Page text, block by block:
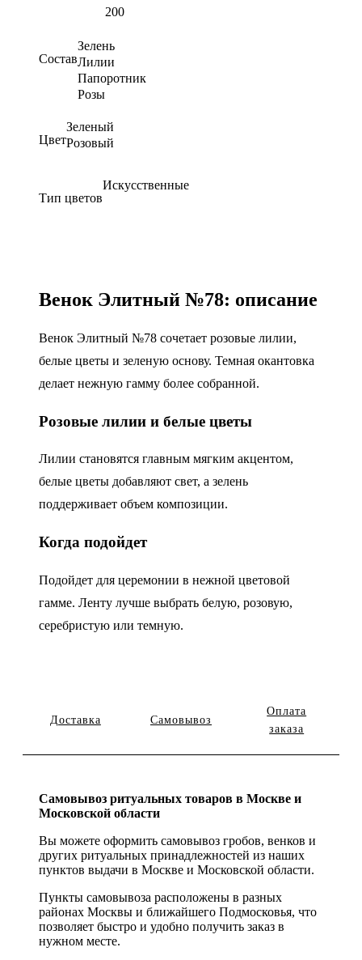
200
Состав
Зелень
Лилии
Папоротник
Розы
Цвет
Зеленый
Розовый
Тип цветов
Искусственные
Венок Элитный №78: описание
Венок Элитный №78 сочетает розовые лилии,
белые цветы и зеленую основу. Темная окантовка
делает нежную гамму более собранной.
Розовые лилии и белые цветы
Лилии становятся главным мягким акцентом,
белые цветы добавляют свет, а зелень
поддерживает объем композиции.
Когда подойдет
Подойдет для церемонии в нежной цветовой
гамме. Ленту лучше выбрать белую, розовую,
серебристую или темную.
Доставка Самовывоз
Оплата
заказа
Самовывоз ритуальных товаров в Москве и
Московской области
Вы можете оформить самовывоз гробов, венков и
других ритуальных принадлежностей из наших
пунктов выдачи в Москве и Московской области.
Пункты самовывоза расположены в разных
районах Москвы и ближайшего Подмосковья, что
позволяет быстро и удобно получить заказ в
нужном месте.